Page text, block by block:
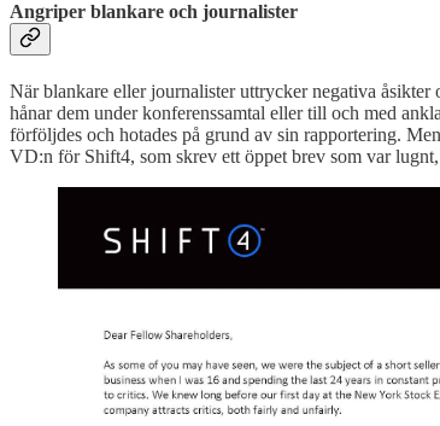
Angriper blankare och journalister
När blankare eller journalister uttrycker negativa
hånar dem under konferenssamtal eller till och med
förföljdes och hotades på grund av sin rapportering.
VD:n för Shift4, som skrev ett öppet brev som var